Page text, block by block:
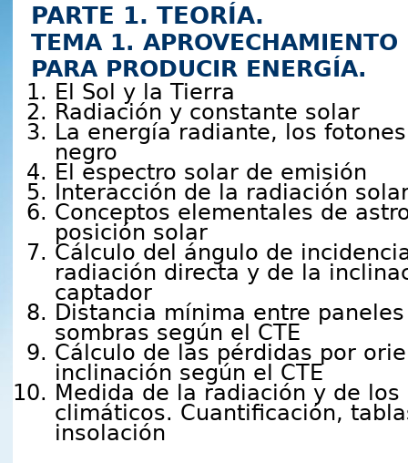
PARTE 1. TEORÍA.
TEMA 1. APROVECHAMIENTO
PARA PRODUCIR ENERGÍA.
El Sol y la Tierra
Radiación y constante solar
La energía radiante, los
negro
El espectro solar de emisión
Interacción de la radiación
Conceptos elementales de
posición solar
Cálculo del ángulo de
radiación directa y de la
captador
Distancia mínima entre
sombras según el CTE
Cálculo de las pérdidas por
inclinación según el CTE
Medida de la radiación y de
climáticos. Cuantificación,
insolación